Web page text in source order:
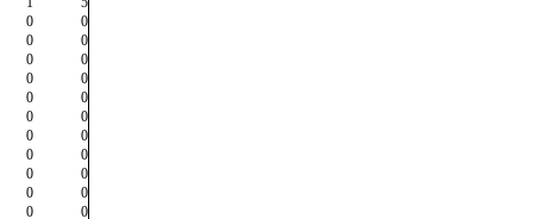
0
0
0
0
0
0
0
0
0
0
0
0
0
0
0
0
0
0
0
0
0
0